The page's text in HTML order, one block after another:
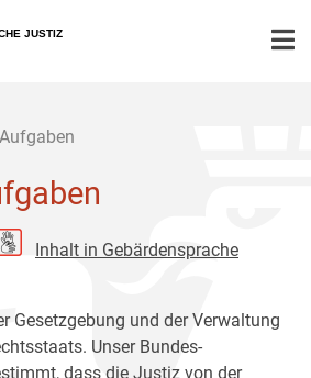
JUSTIZ
Inhalt in Gebärdensprache
Gesetzgebung und der Verwaltung
Unser Bundes-
dass die Justiz von der